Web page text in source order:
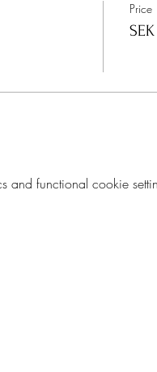
Price
and functional cookie